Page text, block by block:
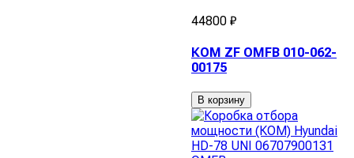
44800 ₽
КОМ ZF OMFB 010-062-
00175
В корзину